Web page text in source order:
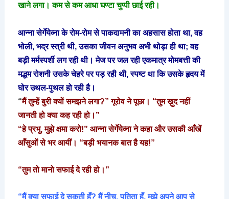
खाने लगा। कम से कम आधा घण्टा चुप्पी छाई रही।
आन्ना सेर्गेयेव्ना के रोम-रोम से पाकदामनी का अहसास होता था, वह
भोली, भद्र स्त्री थी, उसका जीवन अनुभव अभी थोड़ा ही था; वह
बड़ी मर्मस्पर्शी लग रही थी। मेज पर जल रही एकमात्र मोमबत्ती की
मद्धम रोशनी उसके चेहरे पर पड़ रही थी, स्पष्ट था कि उसके हृदय में
घोर उथल-पुथल हो रही है।
“मैं तुम्हें बुरी क्यों समझने लगा?” गूरोव ने पूछा। “तुम ख़ुद नहीं
जानती हो क्या कह रही हो।”
“हे प्रभु, मुझे क्षमा करो!” आन्ना सेर्गेयेव्ना ने कहा और उसकी आँखें
आँसुओं से भर आयीं। “बड़ी भयानक बात है यह!”
“तुम तो मानो सफाई दे रही हो।”
“मैं क्या सफाई दे सकती हूँ? मैं नीच, पतिता हूँ, मुझे अपने आप से